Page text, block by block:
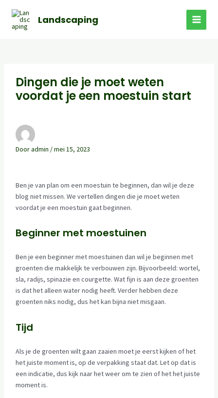
naar
Landscaping
MAIN
Dingen die je moet weten
voordat je een moestuin start
Dooradmin /mei 15, 2023
Ben je van plan om een moestuin te beginnen, dan wil je deze
blog niet missen. We vertellen dingen die je moet weten
voordat je een moestuin gaat beginnen.
Beginner met moestuinen
Ben je een beginner met moestuinen dan wil je beginnen met
groenten die makkelijk te verbouwen zijn. Bijvoorbeeld: wortel,
sla, radijs, spinazie en courgette. Wat fijn is aan deze groenten
is dat het alleen water nodig heeft. Verder hebben deze
groenten niks nodig, dus het kan bijna niet misgaan.
Tijd
Als je de groenten wilt gaan zaaien moet je eerst kijken of het
het juiste moment is, op de verpakking staat dat. Let op dat is
een indicatie, dus kijk naar het weer om te zien of het het juiste
moment is.
navigatie